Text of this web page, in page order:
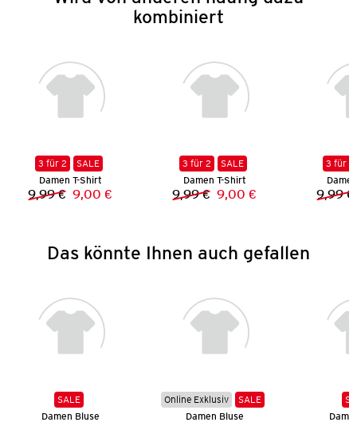
kombiniert
3 für 2
SALE
Damen T-Shirt
Vorheriger Preis:
9,99 € Neuer Preis:
9,00 €
3 für 2
SALE
Damen T-Shirt
Vorheriger Preis:
9,99 € Neuer Preis:
9,00 €
3 für 2
9,99 €
Das könnte Ihnen auch gefallen
SALE
Damen Bluse
Online Exklusiv
SALE
Damen Bluse